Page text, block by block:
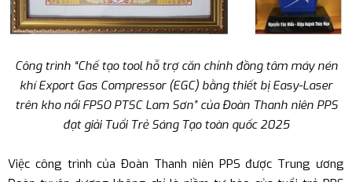
Công trình “Chế tạo tool hỗ trợ căn chỉnh đồng tâm máy nén
khí Export Gas Compressor (EGC) bằng thiết bị Easy-Laser
trên kho nổi FPSO PTSC Lam Sơn” của Đoàn Thanh niên PPS
đạt giải Tuổi Trẻ Sáng Tạo toàn quốc 2025
Việc công trình của Đoàn Thanh niên PPS được Trung ương